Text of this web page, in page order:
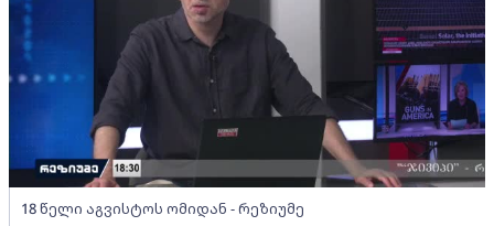
18 წელი აგვისტოს ომიდან - რეზიუმე